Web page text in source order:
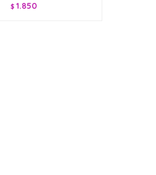
$ 1.850